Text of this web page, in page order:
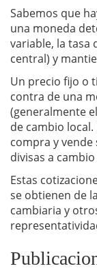
Sabemos que
una moneda
variable, la tasa
central) y
Un precio fijo o
contra de una
(generalmente
de cambio
compra y
divisas a
Estas
se obtienen de
cambiaria y